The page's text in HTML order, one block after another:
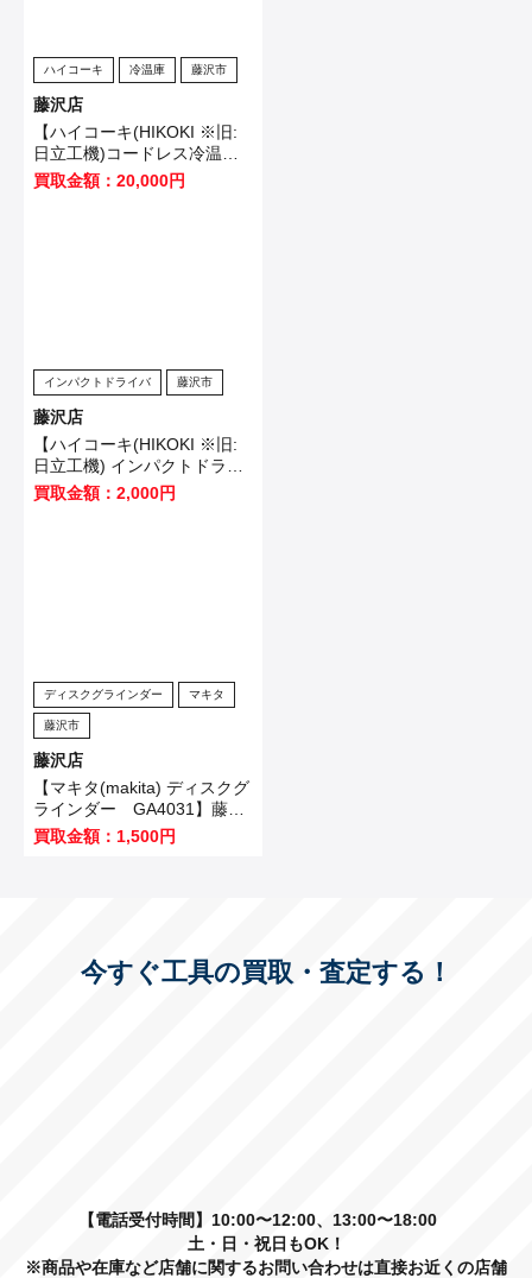
ハイコーキ 冷温庫 藤沢市
藤沢店
【ハイコーキ(HIKOKI ※旧:
日立工機)コードレス冷温庫
UL18DB(NMG)】藤沢市のお
客様から買取させていただき
買取金額：20,000円
インパクトドライバ 藤沢市
藤沢店
【ハイコーキ(HIKOKI ※旧:
日立工機) インパクトドライ
バ WH12VE】横浜市のお客
様から買取させていただきま
買取金額：2,000円
ディスクグラインダー マキタ
藤沢市
藤沢店
【マキタ(makita) ディスクグ
ラインダー GA4031】藤沢
市のお客様から買取させてい
ただきました！
買取金額：1,500円
今すぐ工具の買取・査定する！
【電話受付時間】10:00〜12:00、13:00〜18:00
土・日・祝日もOK！
※商品や在庫など店舗に関するお問い合わせは直接お近くの店舗